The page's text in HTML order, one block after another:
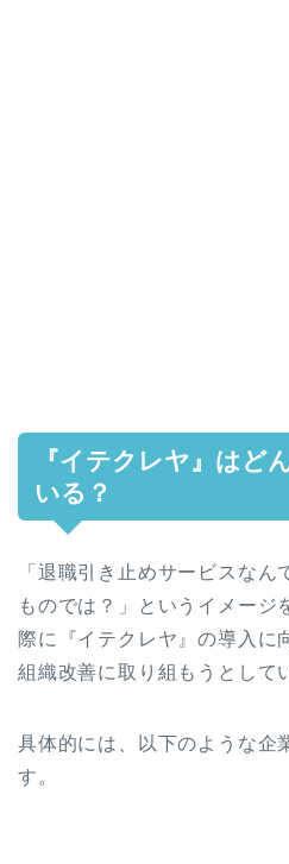
『イテクレヤ』はど
いる？
「退職引き止めサービスなん
ものでは？」というイメージ
際に『イテクレヤ』の導入に
組織改善に取り組もうとして
具体的には、以下のような企
す。